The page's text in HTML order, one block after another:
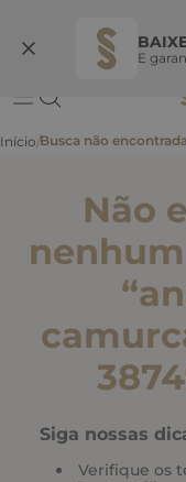
E
Não
“
Siga nossas
Verifique os